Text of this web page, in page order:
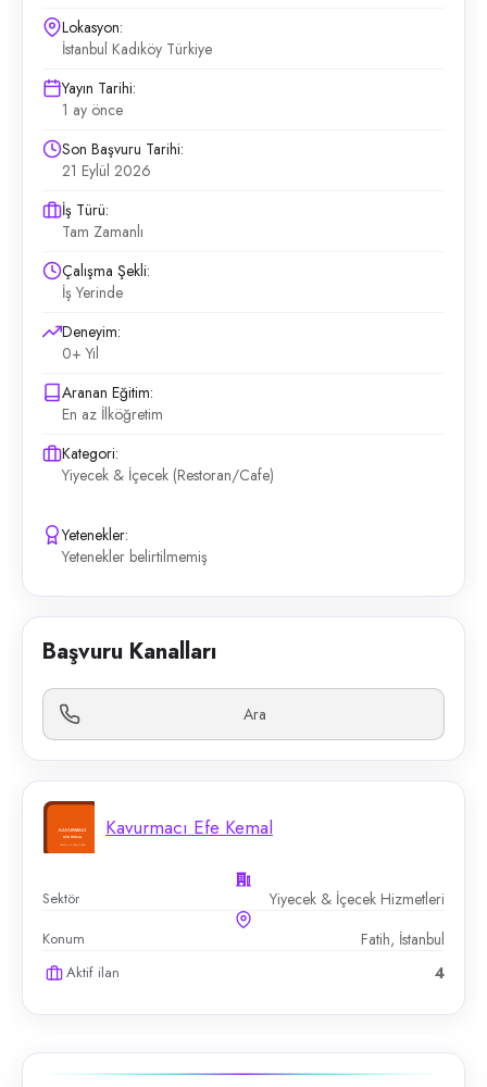
Lokasyon:
İstanbul Kadıköy Türkiye
Yayın Tarihi:
1 ay önce
Son Başvuru Tarihi:
21 Eylül 2026
İş Türü:
Tam Zamanlı
Çalışma Şekli:
İş Yerinde
Deneyim:
0+ Yıl
Aranan Eğitim:
En az İlköğretim
Kategori:
Yiyecek & İçecek (Restoran/Cafe)
Yetenekler:
Yetenekler belirtilmemiş
Başvuru Kanalları
Ara
Kavurmacı Efe Kemal
Sektör Yiyecek & İçecek Hizmetleri
Konum Fatih, İstanbul
Aktif ilan 4